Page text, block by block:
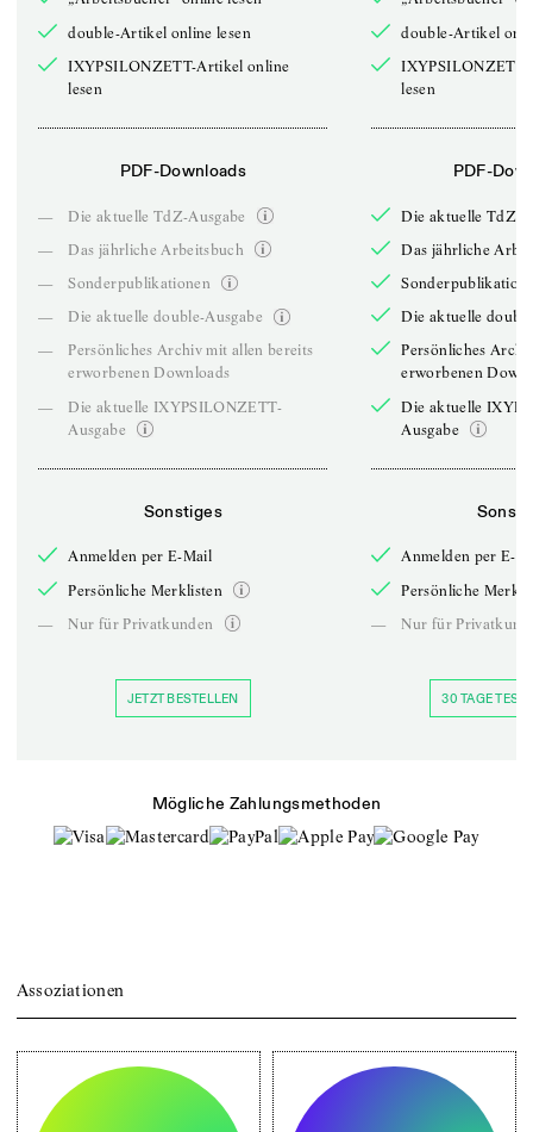
double-Artikel online lesen
IXYPSILONZETT-Artikel online
lesen
PDF-Downloads
—
Die aktuelle TdZ-Ausgabe
—
Das jährliche Arbeitsbuch
—
Sonderpublikationen
—
Die aktuelle double-Ausgabe
—
Persönliches Archiv mit allen bereits
erworbenen Downloads
—
Die aktuelle IXYPSILONZETT-
Ausgabe
Sonstiges
Anmelden per E-Mail
Persönliche Merklisten
—
Nur für Privatkunden
JETZT BESTELLEN
double-Artikel
lesen
PDF-
Die aktuelle TdZ-
Das jährliche
Die aktuelle
Persönliches
erworbenen
Die aktuelle
Ausgabe
Anmelden per E-
Persönliche
—
Nur für
30 TAGE
Mögliche Zahlungsmethoden
Assoziationen